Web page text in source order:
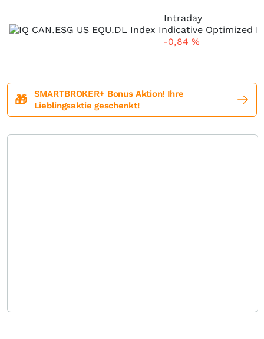
Intraday
-0,84 %
🎁
SMARTBROKER+ Bonus Aktion! Ihre
Lieblingsaktie geschenkt!